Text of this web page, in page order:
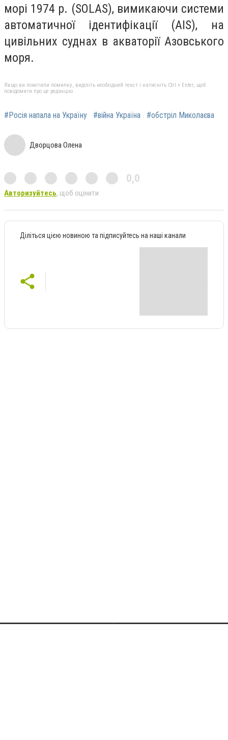
морі 1974 р. (SOLAS), вимикаючи системи
автоматичної ідентифікації (AIS), на
цивільних суднах в акваторії Азовського
моря.
Якщо ви помітили помилку, виділіть необхідний текст і натисніть Ctrl + Enter, щоб
повідомити про це редакцію
#Росія напала на Україну #війна Україна #обстріл Миколаєва
Дворцова Олена
0,0
Авторизуйтесь, щоб оцінити
Діліться цією новиною та підписуйтесь на наші канали